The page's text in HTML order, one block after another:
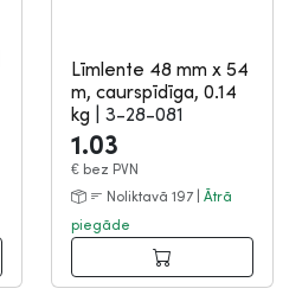
Līmlente 48 mm x 54
m, caurspīdīga, 0.14
kg
3-28-081
1.03
€ bez PVN
Noliktavā 197 | Ātrā
piegāde